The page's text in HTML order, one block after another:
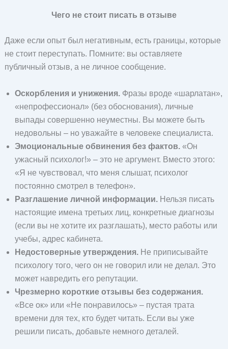
Чего не стоит писать в отзыве
Даже если опыт был негативным, есть границы, которые
не стоит переступать. Помните: вы оставляете
публичный отзыв, а не личное сообщение.
Оскорбления и унижения.Фразы вроде «шарлатан»,
«непрофессионал» (без обоснования), личные
выпады совершенно неуместны. Вы можете быть
недовольны – но уважайте в человеке специалиста.
Эмоциональные обвинения без фактов.«Он
ужасный психолог!» – это не аргумент. Вместо этого:
«Я не чувствовал, что меня слышат, психолог
постоянно смотрел в телефон».
Разглашение личной информации.Нельзя писать
настоящие имена третьих лиц, конкретные диагнозы
(если вы не хотите их разглашать), место работы или
учебы, адрес кабинета.
Недостоверные утверждения.Не приписывайте
психологу того, чего он не говорил или не делал. Это
может навредить его репутации.
Чрезмерно короткие отзывы без содержания.
«Все ок» или «Не понравилось» – пустая трата
времени для тех, кто будет читать. Если вы уже
решили писать, добавьте немного деталей.